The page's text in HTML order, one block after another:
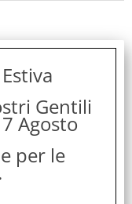
Gentili
Agosto
per le